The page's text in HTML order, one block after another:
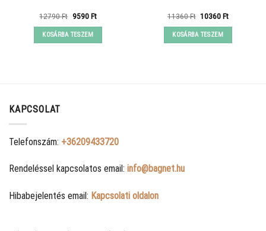
12790Ft Original
was:
12790 Ft.
9590FtCurrent
KOSÁRBA TESZEM
11360Ft Original
was:
11360 Ft.
10360FtCurrent
KOSÁRBA TESZEM
KAPCSOLAT
Telefonszám: +36209433720
Rendeléssel kapcsolatos email: info@bagnet.hu
Hibabejelentés email: Kapcsolati oldalon